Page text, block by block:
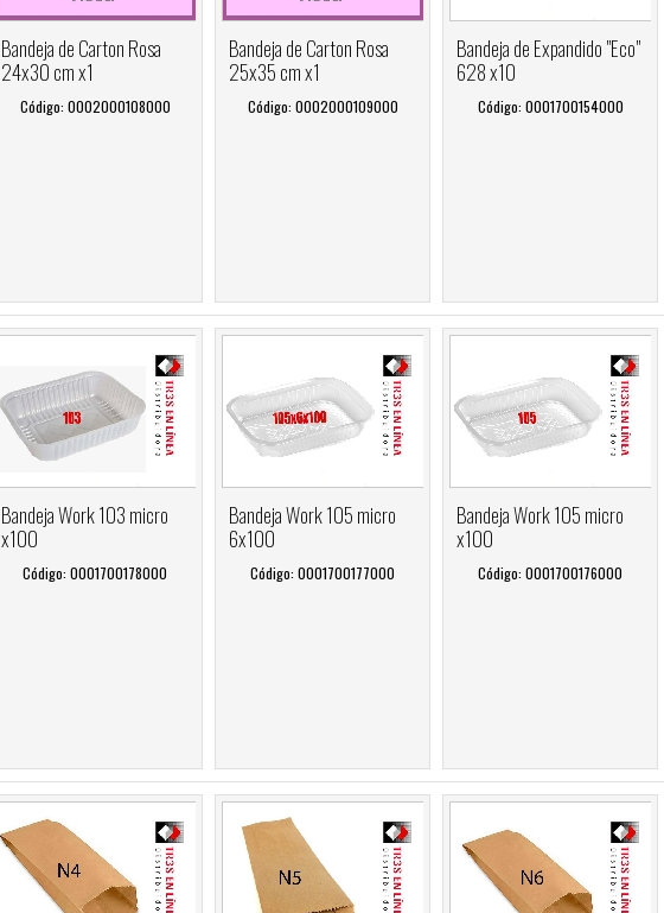
Bandeja de Carton Rosa
24x30 cm x1
Código: 0002000108000
Bandeja de Carton Rosa
25x35 cm x1
Código: 0002000109000
Bandeja de Expandido "Eco"
628 x10
Código: 0001700154000
Bandeja Work 103 micro
x100
Código: 0001700178000
Bandeja Work 105 micro
6x100
Código: 0001700177000
Bandeja Work 105 micro
x100
Código: 0001700176000